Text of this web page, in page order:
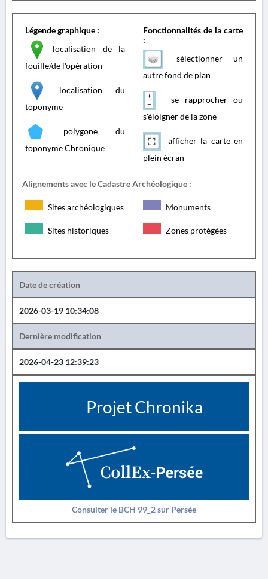
Légende graphique :
localisation de la
fouille/de l'opération
localisation du
toponyme
polygone du
toponyme Chronique
Fonctionnalités de la carte
:
sélectionner un
autre fond de plan
se rapprocher ou
s'éloigner de la zone
afficher la carte en
plein écran
Alignements avec le Cadastre Archéologique :
Sites archéologiques Monuments
Sites historiques Zones protégées
Date de création
2026-03-19 10:34:08
Dernière modification
2026-04-23 12:39:23
Projet Chronika
Consulter le BCH 99_2 sur Persée